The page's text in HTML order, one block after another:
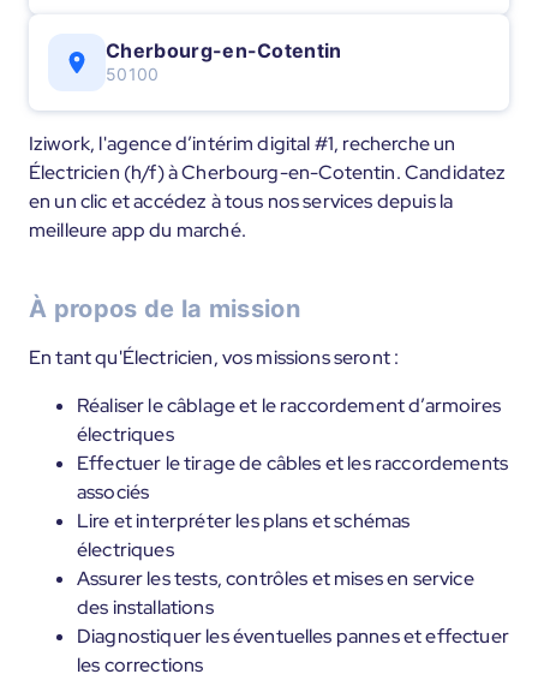
Cherbourg-en-Cotentin
50100
Iziwork, l'agence d’intérim digital #1, recherche un
Électricien (h/f) à Cherbourg-en-Cotentin. Candidatez
en un clic et accédez à tous nos services depuis la
meilleure app du marché.
À propos de la mission
En tant qu'Électricien, vos missions seront :
Réaliser le câblage et le raccordement d’armoires
électriques
Effectuer le tirage de câbles et les raccordements
associés
Lire et interpréter les plans et schémas
électriques
Assurer les tests, contrôles et mises en service
des installations
Diagnostiquer les éventuelles pannes et effectuer
les corrections